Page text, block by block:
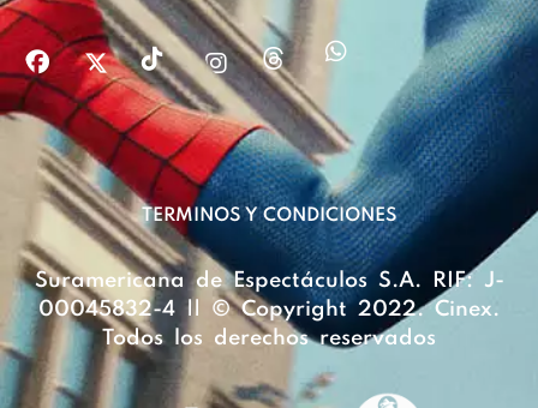
TERMINOS Y CONDICIONES
Suramericana de Espectáculos S.A. RIF: J-
00045832-4 || © Copyright 2022. Cinex.
Todos los derechos reservados